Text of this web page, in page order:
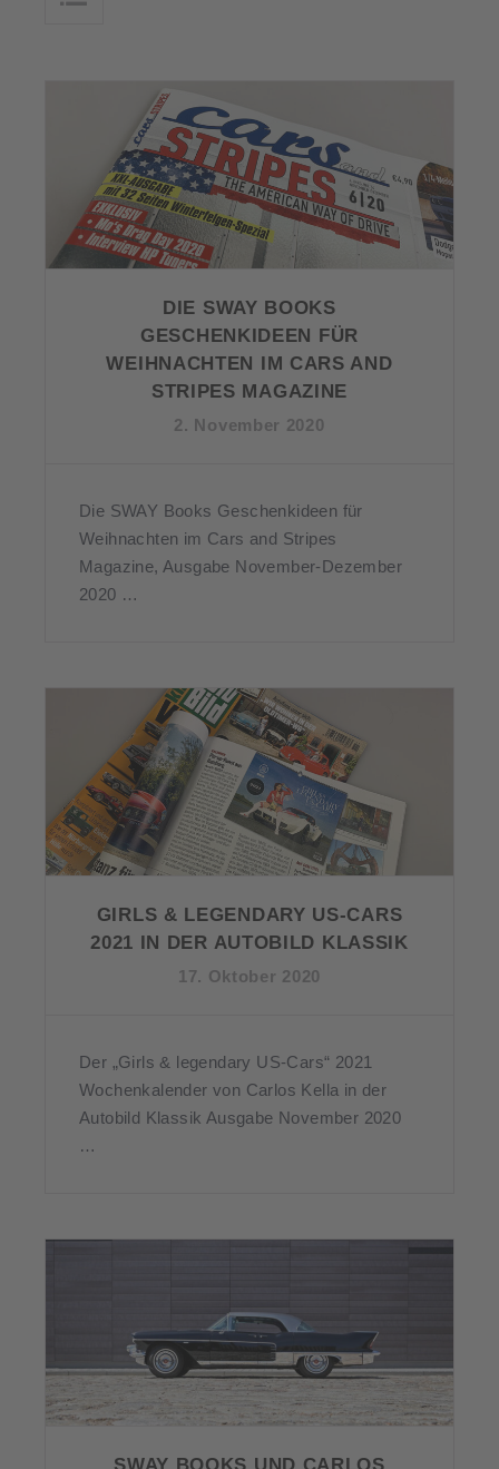
DIE SWAY BOOKS
GESCHENKIDEEN FÜR
WEIHNACHTEN IM CARS AND
STRIPES MAGAZINE
2. November 2020
Die SWAY Books Geschenkideen für
Weihnachten im Cars and Stripes
Magazine, Ausgabe November-Dezember
2020 …
GIRLS & LEGENDARY US-CARS
2021 IN DER AUTOBILD KLASSIK
17. Oktober 2020
Der „Girls & legendary US-Cars“ 2021
Wochenkalender von Carlos Kella in der
Autobild Klassik Ausgabe November 2020
…